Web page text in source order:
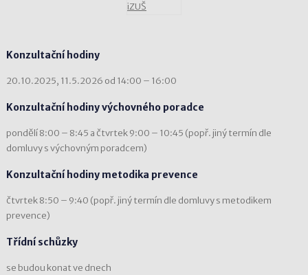
Konzultační hodiny
20.10.2025, 11.5.2026 od 14:00 – 16:00
Konzultační hodiny výchovného poradce
pondělí 8:00 – 8:45 a čtvrtek 9:00 – 10:45 (popř. jiný termín dle
domluvy s výchovným poradcem)
Konzultační hodiny metodika prevence
čtvrtek 8:50 – 9:40 (popř. jiný termín dle domluvy s metodikem
prevence)
Třídní schůzky
se budou konat ve dnech